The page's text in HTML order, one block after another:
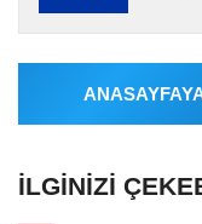
İLGINIZI